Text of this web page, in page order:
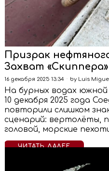
Призрак
Захват
16 декабря 2025 13:34 by Luis
На бурных водах южной
10 декабря 2025 года
повторили слишком
сценарий: вертолёты,
головой, морские
ЧИТАТЬ ДАЛЕЕ